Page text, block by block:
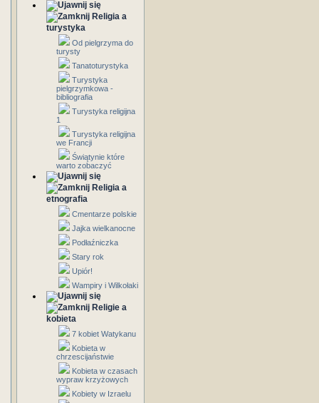
Religia a
turystyka
Od pielgrzyma do
turysty
Tanatoturystyka
Turystyka
pielgrzymkowa -
bibliografia
Turystyka religijna
1
Turystyka religijna
we Francji
Świątynie które
warto zobaczyć
Religia a
etnografia
Cmentarze polskie
Jajka wielkanocne
Podłaźniczka
Stary rok
Upiór!
Wampiry i Wilkołaki
Religie a
kobieta
7 kobiet Watykanu
Kobieta w
chrzescijaństwie
Kobieta w czasach
wypraw krzyżowych
Kobiety w Izraelu